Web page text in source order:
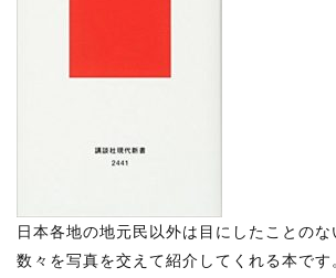
日本各地の地元民以外は目にしたことの
数々を写真を交えて紹介してくれる本です